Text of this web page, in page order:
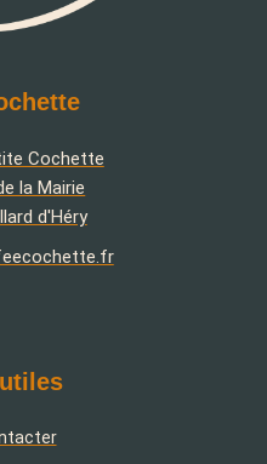
Cochette
la Mairie
d'Héry